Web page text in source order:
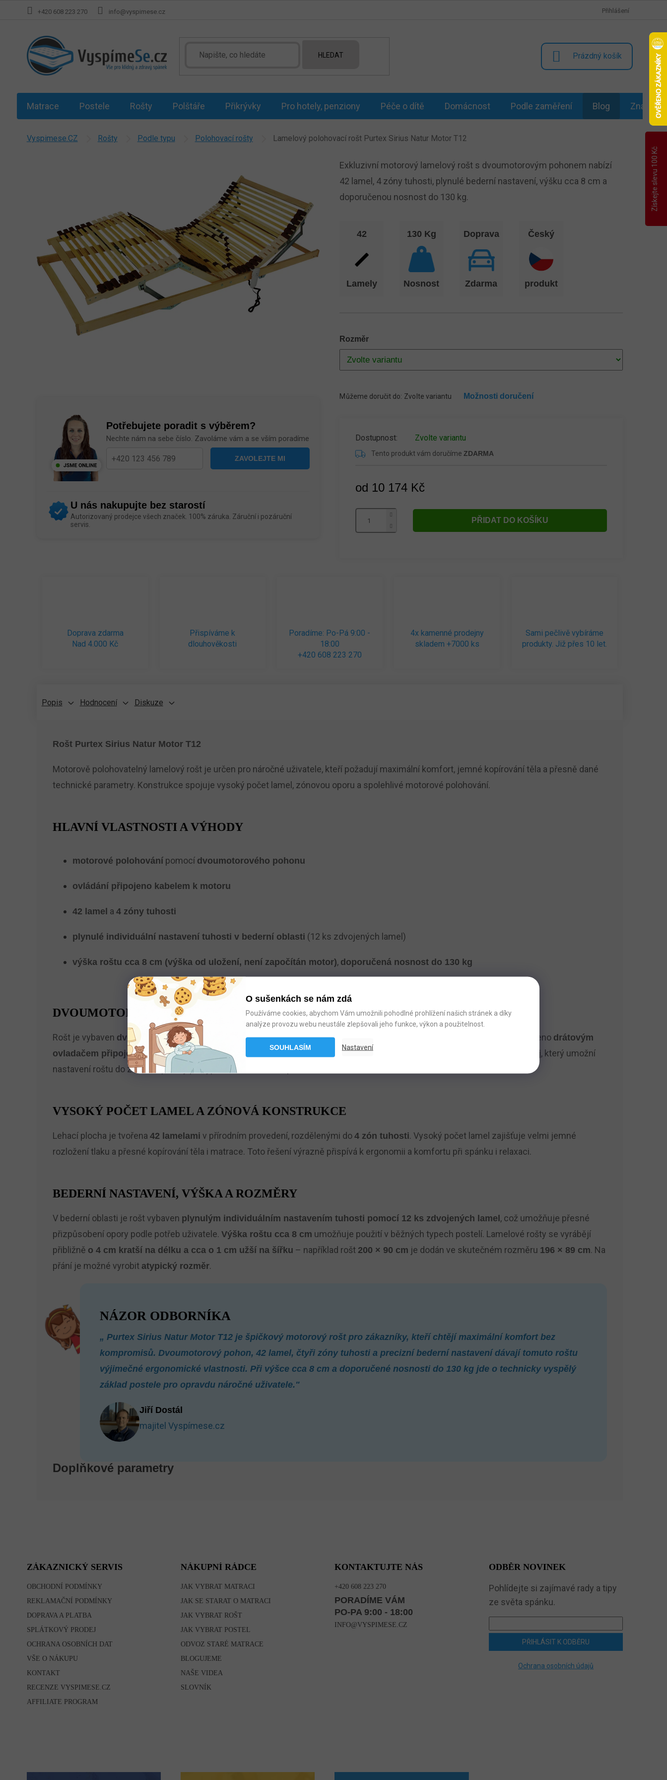
O sušenkách se nám zdá
Používáme cookies, abychom Vám umožnili pohodlné prohlížení našich stránek a díky
analýze provozu webu neustále zlepšovali jeho funkce, výkon a použitelnost.
SOUHLASÍM Nastavení
+420 608 223 270 info@vyspimese.cz Přihlášení
HLEDAT
NÁKUPNÍ
KOŠÍK
Prázdný košík
Matrace Postele Rošty Polštáře Přikrývky Pro hotely, penziony Péče o dítě Domácnost Podle zaměření Blog Značky
Vyspimese.CZ Rošty Podle typu Polohovací rošty Lamelový polohovací rošt Purtex Sirius Natur Motor T12
Potřebujete poradit s výběrem?
Nechte nám na sebe číslo. Zavoláme vám a se vším poradíme
U nás nakupujte bez starostí
Autorizovaný prodejce všech značek. 100% záruka. Záruční i pozáruční
servis.
od 10 174 Kč
Zvolte variantu
Tento produkt vám doručímeZDARMA
PŘIDAT DO KOŠÍKU
Rozměr
Můžeme doručit do: Zvolte variantu Možnosti doručení
Exkluzivní motorový lamelový rošt s dvoumotorovým pohonem nabízí
42 lamel, 4 zóny tuhosti, plynulé bederní nastavení, výšku cca 8 cm a
doporučenou nosnost do 130 kg.
42
Lamely
130 Kg
Nosnost
Doprava
Zdarma
Český
produkt
Doprava zdarma
Nad 4.000 Kč
Přispíváme k
dlouhověkosti
Poradíme: Po-Pá 9:00 -
18:00
+420 608 223 270
4x kamenné prodejny
skladem +7000 ks
Sami pečlivě vybíráme
produkty. Již přes 10 let.
Popis Hodnocení Diskuze
Rošt Purtex Sirius Natur Motor T12
Motorově polohovatelný lamelový rošt je určen pro náročné uživatele, kteří požadují maximální komfort, jemné kopírování těla a přesně dané
technické parametry. Konstrukce spojuje vysoký počet lamel, zónovou oporu a spolehlivé motorové polohování.
HLAVNÍ VLASTNOSTI A VÝHODY
motorové polohovánípomocí dvoumotorového pohonu
ovládání připojeno kabelem k motoru
42 lamel a 4 zóny tuhosti
plynulé individuální nastavení tuhosti v bederní oblasti (12 ks zdvojených lamel)
výška roštu cca 8 cm (výška od uložení, není započítán motor), doporučená nosnost do 130 kg
DVOUMOTOROVÉ POLOHOVÁNÍ A DRÁTOVÉ OVLÁDÁNÍ
Rošt je vybaven dvěma motory, které umožňují přesné a plynulé polohování jednotlivých částí lehací plochy. Ovládání je řešeno drátovým
ovladačem připojeným přímo k motoru, což zajišťuje stabilní provoz bez nutnosti dobíjení. Součástí roštu je záložní zdroj, který umožní
nastavení roštu do základní polohy při výpadku elektrického proudu.
VYSOKÝ POČET LAMEL A ZÓNOVÁ KONSTRUKCE
Lehací plocha je tvořena 42 lamelami v přírodním provedení, rozdělenými do 4 zón tuhosti. Vysoký počet lamel zajišťuje velmi jemné
rozložení tlaku a přesné kopírování těla i matrace. Toto řešení výrazně přispívá k ergonomii a komfortu při spánku i relaxaci.
BEDERNÍ NASTAVENÍ, VÝŠKA A ROZMĚRY
V bederní oblasti je rošt vybaven plynulým individuálním nastavením tuhosti pomocí 12 ks zdvojených lamel , což umožňuje přesné
přizpůsobení opory podle potřeb uživatele. Výška roštu cca 8 cm umožňuje použití v běžných typech postelí. Lamelové rošty se vyrábějí
přibližně o 4 cm kratší na délku a cca o 1 cm užší na šířku – například rošt 200 × 90 cm je dodán ve skutečném rozměru 196 × 89 cm. Na
přání je možné vyrobit atypický rozměr.
NÁZOR ODBORNÍKA
„ Purtex Sirius Natur Motor T12 je špičkový motorový rošt pro zákazníky, kteří chtějí maximální komfort bez
kompromisů. Dvoumotorový pohon, 42 lamel, čtyři zóny tuhosti a precizní bederní nastavení dávají tomuto roštu
výjimečné ergonomické vlastnosti. Při výšce cca 8 cm a doporučené nosnosti do 130 kg jde o technicky vyspělý
základ postele pro opravdu náročné uživatele."
Jiří Dostál
majitel Vyspímese.cz
Doplňkové parametry
ZÁKAZNICKÝ SERVIS
OBCHODNÍ PODMÍNKY
REKLAMAČNÍ PODMÍNKY
DOPRAVA A PLATBA
SPLÁTKOVÝ PRODEJ
OCHRANA OSOBNÍCH DAT
VŠE O NÁKUPU
KONTAKT
RECENZE VYSPIMESE.CZ
AFFILIATE PROGRAM
NÁKUPNÍ RÁDCE
JAK VYBRAT MATRACI
JAK SE STARAT O MATRACI
JAK VYBRAT ROŠT
JAK VYBRAT POSTEL
ODVOZ STARÉ MATRACE
BLOGUJEME
NAŠE VIDEA
SLOVNÍK
KONTAKTUJTE NÁS
+420 608 223 270
PORADÍME VÁM
PO-PA 9:00 - 18:00
INFO@VYSPIMESE.CZ
ODBĚR NOVINEK
Pohlídejte si zajímavé rady a tipy
ze světa spánku.
PŘIHLÁSIT K ODBĚRU
Ochrana osobních údajů
Získejte slevu 100 Kč